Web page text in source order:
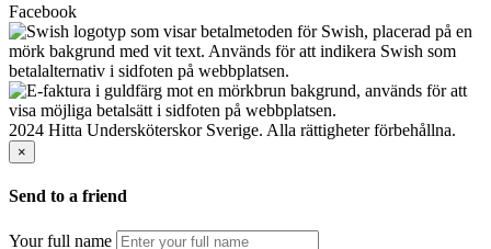
Facebook
2024 Hitta Undersköterskor Sverige. Alla rättigheter förbehållna.
×
Send to a friend
Your full name